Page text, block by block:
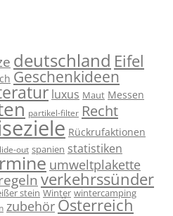
deutschland Eifel
Geschenkideen
luxus Maut Messen
partikel-filter Recht
Rückrufaktionen
out spanien statistiken
umweltplakette
verkehrssünder
stein Winter wintercamping
zubehör Österreich